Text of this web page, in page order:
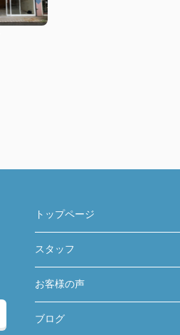
トップページ
スタッフ
お客様の声
ブログ